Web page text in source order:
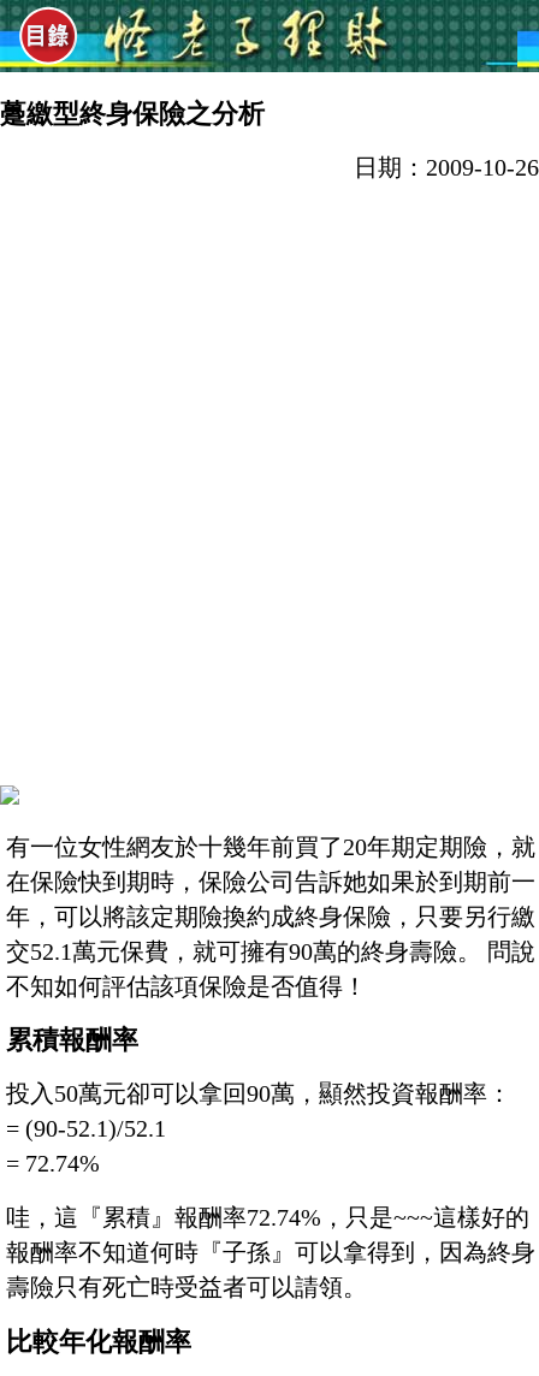
躉繳型終身保險之分析
日期：2009-10-26
有一位女性網友於十幾年前買了20年期定期險，就
在保險快到期時，保險公司告訴她如果於到期前一
年，可以將該定期險換約成終身保險，只要另行繳
交52.1萬元保費，就可擁有90萬的終身壽險。 問說
不知如何評估該項保險是否值得！
累積報酬率
投入50萬元卻可以拿回90萬，顯然投資報酬率：
= (90-52.1)/52.1
= 72.74%
哇，這『累積』報酬率72.74%，只是~~~這樣好的
報酬率不知道何時『子孫』可以拿得到，因為終身
壽險只有死亡時受益者可以請領。
比較年化報酬率